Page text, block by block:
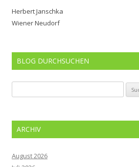
Herbert Janschka
Wiener Neudorf
BLOG DURCHSUCHEN
nach:
ARCHIV
August 2026